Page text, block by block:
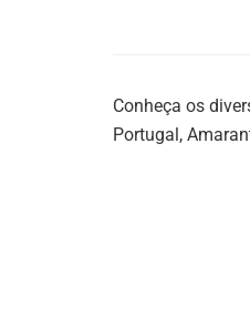
Conheça os
Portugal,